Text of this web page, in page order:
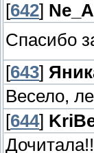
[642]
Спасибо
[643]
Весело,
[644]